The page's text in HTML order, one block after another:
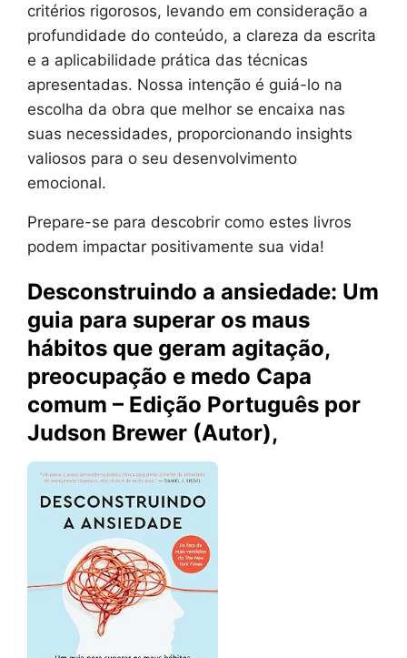
critérios rigorosos, levando em consideração a
profundidade do conteúdo, a clareza da escrita
e a aplicabilidade prática das técnicas
apresentadas. Nossa intenção é guiá-lo na
escolha da obra que melhor se encaixa nas
suas necessidades, proporcionando insights
valiosos para o seu desenvolvimento
emocional.
Prepare-se para descobrir como estes livros
podem impactar positivamente sua vida!
Desconstruindo a ansiedade: Um
guia para superar os maus
hábitos que geram agitação,
preocupação e medo Capa
comum – Edição Português por
Judson Brewer (Autor),